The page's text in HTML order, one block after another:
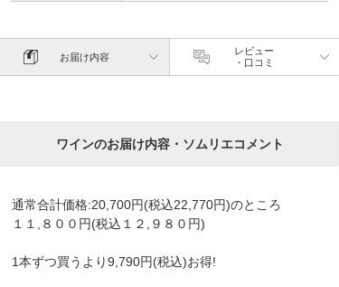
お届け内容
レビュー
・口コミ
ワインのお届け内容・ソムリエコメント
通常合計価格:20,700円(税込22,770円)のところ
１１,８００円(税込１２,９８０円)
1本ずつ買うより9,790円(税込)お得!